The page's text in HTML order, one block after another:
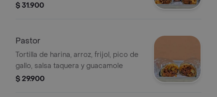
$ 31.900
Pastor
Tortilla de harina, arroz, frijol, pico de
gallo, salsa taquera y guacamole
$ 29.900